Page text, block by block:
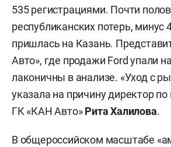
535 регистрациями. Почти
республиканских потерь, минус
пришлась на Казань.
Авто», где продажи Ford упали
лаконичны в анализе. «Уход с
указала на причину директор
ГК «КАН Авто»Рита Халилова.
В общероссийском масштабе